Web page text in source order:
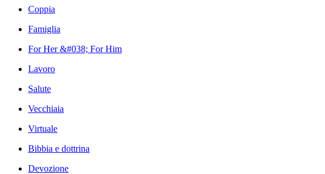
Coppia
Famiglia
For Her &#038; For Him
Lavoro
Salute
Vecchiaia
Virtuale
Bibbia e dottrina
Devozione